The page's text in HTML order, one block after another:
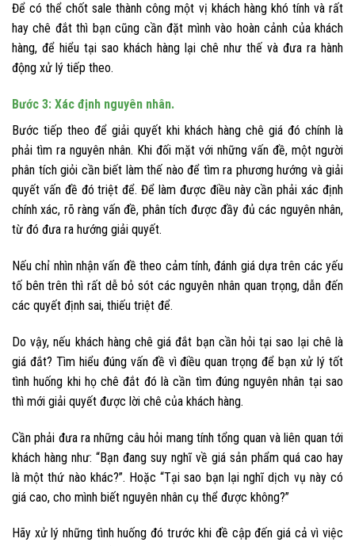
Để có thể chốt sale thành công một vị khách hàng khó tính và rất
hay chê đắt thì bạn cũng cần đặt mình vào hoàn cảnh của khách
hàng, để hiểu tại sao khách hàng lại chê như thế và đưa ra hành
động xử lý tiếp theo.
Bước 3: Xác định nguyên nhân.
Bước tiếp theo để giải quyết khi khách hàng chê giá đó chính là
phải tìm ra nguyên nhân. Khi đối mặt với những vấn đề, một người
phân tích giỏi cần biết làm thế nào để tìm ra phương hướng và giải
quyết vấn đề đó triệt để. Để làm được điều này cần phải xác định
chính xác, rõ ràng vấn đề, phân tích được đầy đủ các nguyên nhân,
từ đó đưa ra hướng giải quyết.
Nếu chỉ nhìn nhận vấn đề theo cảm tính, đánh giá dựa trên các yếu
tố bên trên thì rất dễ bỏ sót các nguyên nhân quan trọng, dẫn đến
các quyết định sai, thiếu triệt để.
Do vậy, nếu khách hàng chê giá đắt bạn cần hỏi tại sao lại chê là
giá đắt? Tìm hiểu đúng vấn đề vì điều quan trọng để bạn xử lý tốt
tình huống khi họ chê đắt đó là cần tìm đúng nguyên nhân tại sao
thì mới giải quyết được lời chê của khách hàng.
Cần phải đưa ra những câu hỏi mang tính tổng quan và liên quan tới
khách hàng như: “Bạn đang suy nghĩ về giá sản phẩm quá cao hay
là một thứ nào khác?”. Hoặc “Tại sao bạn lại nghĩ dịch vụ này có
giá cao, cho mình biết nguyên nhân cụ thể được không?”
Hãy xử lý những tình huống đó trước khi đề cập đến giá cả vì việc